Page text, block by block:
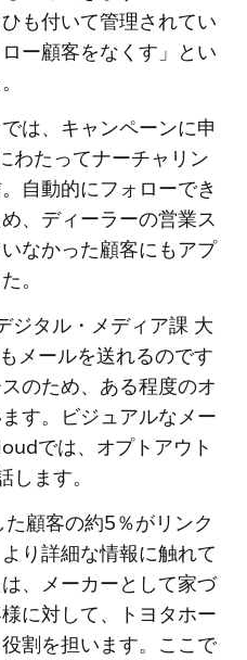
も付いて管理されてい
ー顧客をなくす」とい
は、キャンペーンに申
わたってナーチャリン
自動的にフォローでき
、ディーラーの営業ス
なかった顧客にもアプ
。
ジタル・メディア課 大
メールを送れるのです
のため、ある程度のオ
す。ビジュアルなメー
では、オプトアウト
ます。
顧客の約5％がリンク
り詳細な情報に触れて
、メーカーとして家づ
に対して、トヨタホー
割を担います。ここで